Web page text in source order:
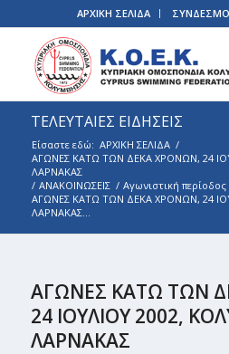
ΑΡΧΙΚΗ ΣΕΛΙΔΑ
ΤΕΛΕΥΤΑΙΕΣ ΕΙΔΗΣΕΙΣ
Είσαστε εδώ: ΑΡΧΙΚΗ ΣΕΛΙΔΑ /
ΑΓΩΝΕΣ ΚΑΤΩ ΤΩΝ ΔΕΚΑ ΧΡΟΝΩΝ, 24
ΛΑΡΝΑΚΑΣ
/ ΑΝΑΚΟΙΝΩΣΕΙΣ / Αγωνιστική περίοδος
ΑΓΩΝΕΣ ΚΑΤΩ ΤΩΝ ΔΕΚΑ ΧΡΟΝΩΝ, 24
ΛΑΡΝΑΚΑΣ...
ΑΓΩΝΕΣ ΚΑΤΩ ΤΩΝ
24 ΙΟΥΛΙΟΥ 2002,
ΛΑΡΝΑΚΑΣ